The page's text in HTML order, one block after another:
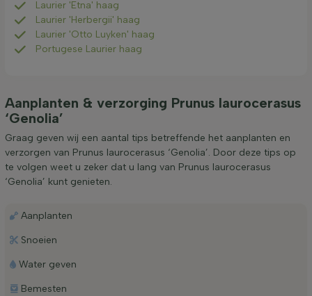
Laurier 'Etna' haag
Laurier 'Herbergii' haag
Laurier 'Otto Luyken' haag
Portugese Laurier haag
Aanplanten & verzorging Prunus laurocerasus
‘Genolia’
Graag geven wij een aantal tips betreffende het aanplanten en
verzorgen van Prunus laurocerasus ‘Genolia’. Door deze tips op
te volgen weet u zeker dat u lang van Prunus laurocerasus
‘Genolia’ kunt genieten.
Aanplanten
Snoeien
Water geven
Bemesten